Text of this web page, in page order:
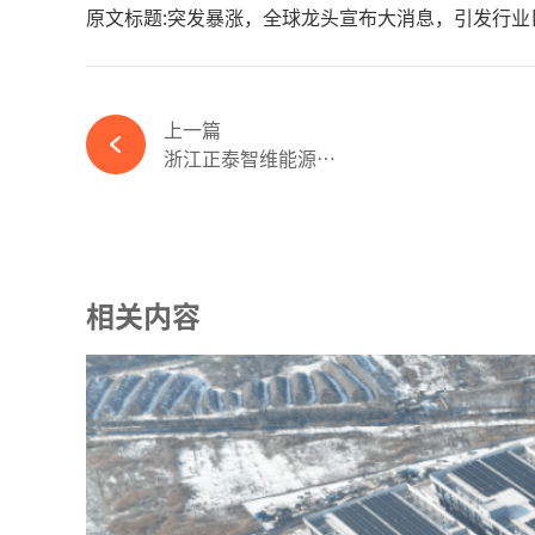
原文标题:突发暴涨，全球龙头宣布大消息，引发行
上一篇
浙江正泰智维能源服务有限公司荣获维科杯·OFweek 2023优秀光伏行业数字化供应商-ky体育APP官网下载
相关内容